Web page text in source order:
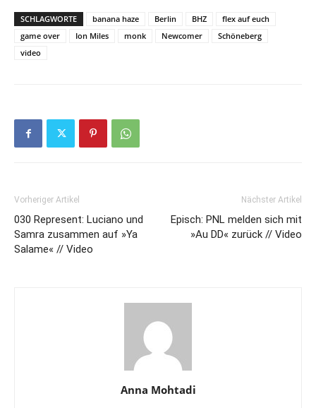
SCHLAGWORTE banana haze Berlin BHZ
flex auf euch
game over
Ion Miles monk Newcomer
Schöneberg
video
Vorheriger Artikel
030 Represent: Luciano und
Samra zusammen auf »Ya
Salame« // Video
Nächster Artikel
Episch: PNL melden sich mit
»Au DD« zurück // Video
Anna Mohtadi